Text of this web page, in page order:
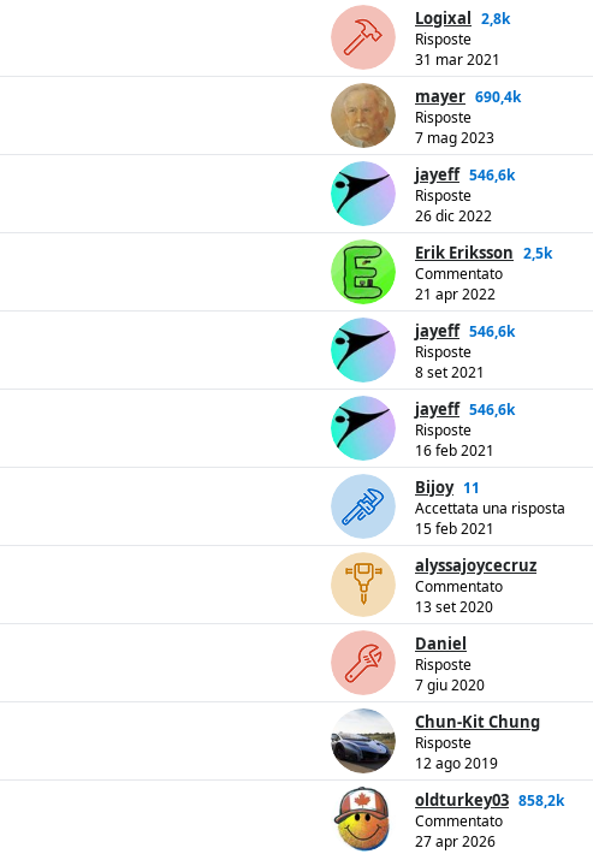
Logixal 2,8k
Risposte
31 mar 2021
mayer 690,4k
Risposte
7 mag 2023
jayeff 546,6k
Risposte
26 dic 2022
Erik Eriksson 2,5k
Commentato
21 apr 2022
jayeff 546,6k
Risposte
8 set 2021
jayeff 546,6k
Risposte
16 feb 2021
Bijoy 11
Accettata una risposta
15 feb 2021
alyssajoycecruz
Commentato
13 set 2020
Daniel
Risposte
7 giu 2020
Chun-Kit Chung
Risposte
12 ago 2019
oldturkey03 858,2k
Commentato
27 apr 2026